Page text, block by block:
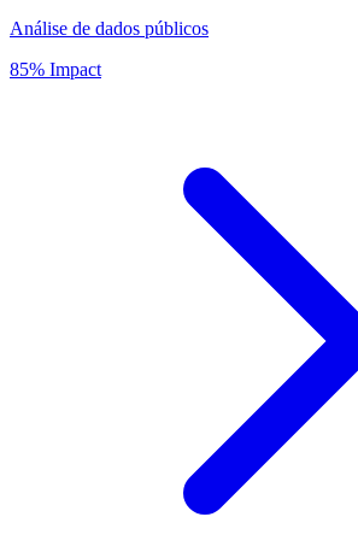
Análise de dados públicos
85% Impact